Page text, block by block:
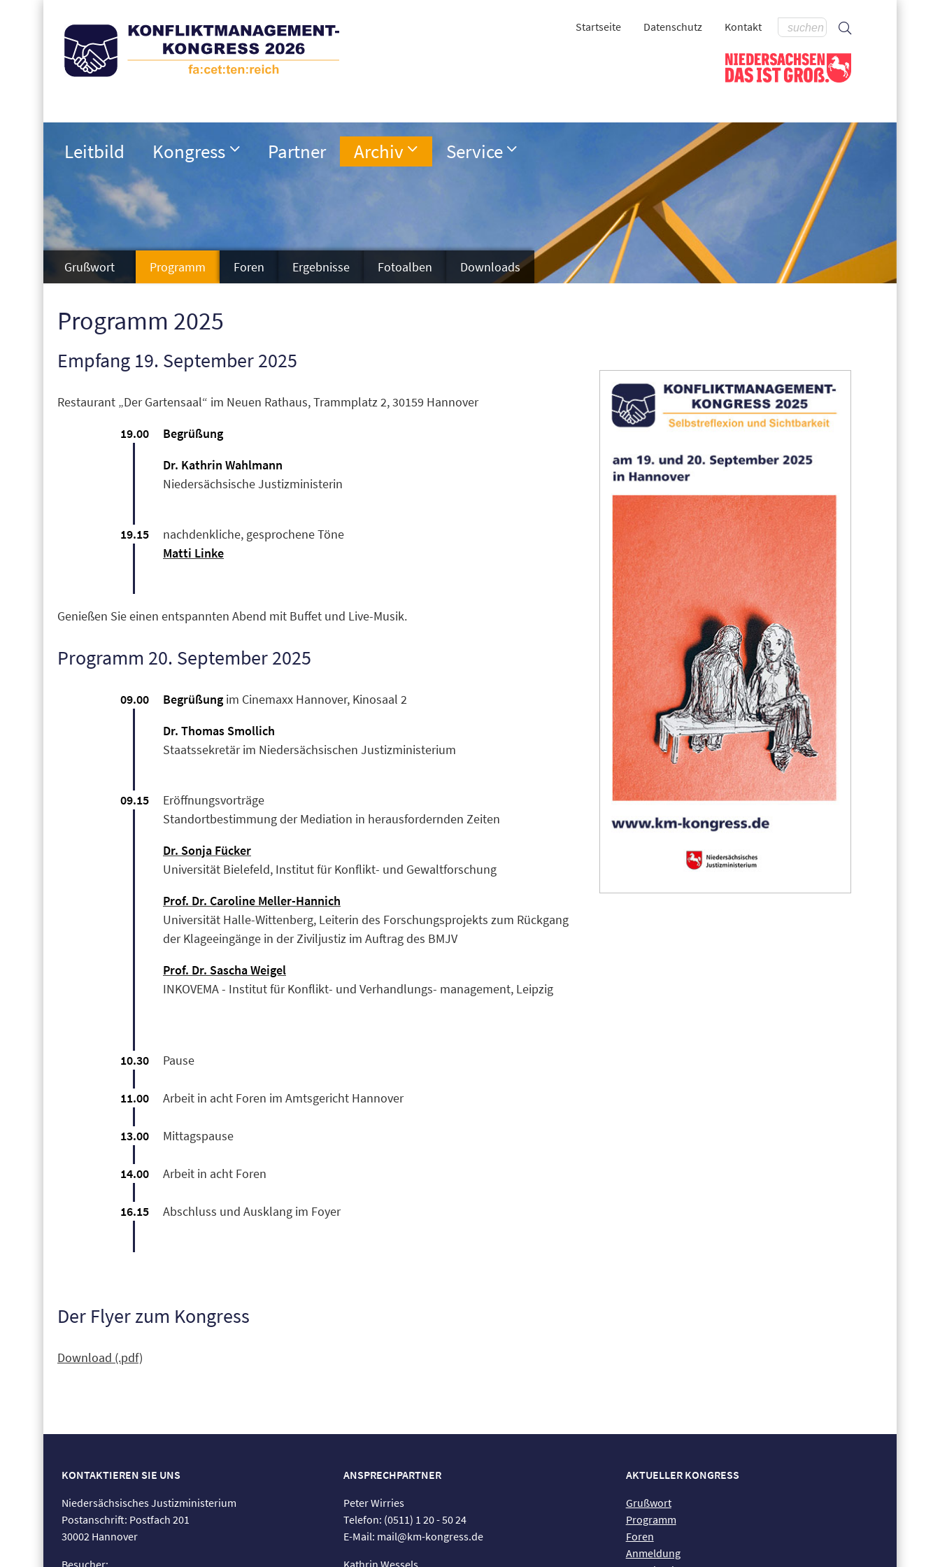
Kontakt
Datenschutz
Startseite
Leitbild Kongress Partner Archiv Service
Grußwort Programm Foren Ergebnisse Fotoalben Downloads
Programm 2025
Empfang 19. September 2025
Restaurant „Der Gartensaal“ im Neuen Rathaus, Trammplatz 2, 30159 Hannover
19.00
Begrüßung
Dr. Kathrin Wahlmann
Niedersächsische Justizministerin
19.15
nachdenkliche, gesprochene Töne
Matti Linke
Genießen Sie einen entspannten Abend mit Buffet und Live-Musik.
Programm 20. September 2025
09.00 Begrüßung im Cinemaxx Hannover, Kinosaal 2
Dr. Thomas Smollich
Staatssekretär im Niedersächsischen Justizministerium
09.15
Eröffnungsvorträge
Standortbestimmung der Mediation in herausfordernden Zeiten
Dr. Sonja Fücker
Universität Bielefeld, Institut für Konflikt- und Gewaltforschung
Prof. Dr. Caroline Meller-Hannich
Universität Halle-Wittenberg, Leiterin des Forschungsprojekts zum Rückgang
der Klageeingänge in der Ziviljustiz im Auftrag des BMJV
Prof. Dr. Sascha Weigel
INKOVEMA - Institut für Konflikt- und Verhandlungs- management, Leipzig
10.30 Pause
11.00 Arbeit in acht Foren im Amtsgericht Hannover
13.00 Mittagspause
14.00 Arbeit in acht Foren
16.15 Abschluss und Ausklang im Foyer
Der Flyer zum Kongress
Download (.pdf)
KONTAKTIEREN SIE UNS
Niedersächsisches Justizministerium
Postanschrift: Postfach 201
30002 Hannover
Besucher:
ANSPRECHPARTNER
Peter Wirries
Telefon: (0511) 1 20 - 50 24
E-Mail: mail@km-kongress.de
Kathrin Wessels
AKTUELLER KONGRESS
Grußwort
Programm
Foren
Anmeldung